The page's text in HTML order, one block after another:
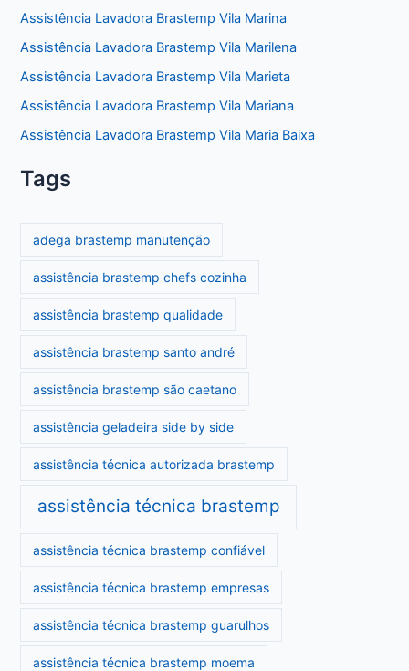
Assistência Lavadora Brastemp Vila Marina
Assistência Lavadora Brastemp Vila Marilena
Assistência Lavadora Brastemp Vila Marieta
Assistência Lavadora Brastemp Vila Mariana
Assistência Lavadora Brastemp Vila Maria Baixa
Tags
adega brastemp manutenção
assistência brastemp chefs cozinha
assistência brastemp qualidade
assistência brastemp santo andré
assistência brastemp são caetano
assistência geladeira side by side
assistência técnica autorizada brastemp
assistência técnica brastemp
assistência técnica brastemp confiável
assistência técnica brastemp empresas
assistência técnica brastemp guarulhos
assistência técnica brastemp moema